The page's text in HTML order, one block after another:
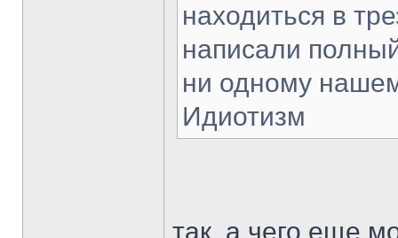
находиться в
написали
ни одному
Идиотизм
так, а чего еще